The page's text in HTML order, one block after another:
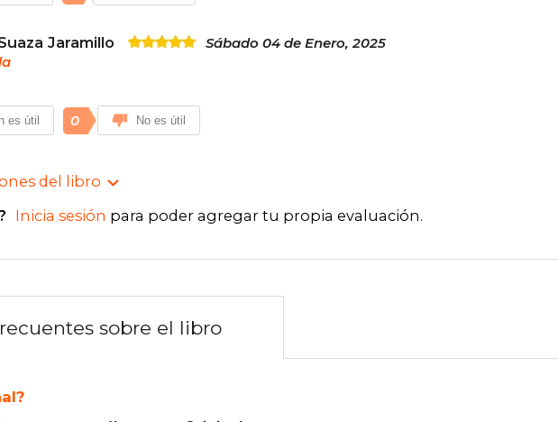
Jaramillo
Sábado 04 de Enero, 2025
es útil 0 No es útil
del libro
Inicia sesión para poder agregar tu propia evaluación.
sobre el libro